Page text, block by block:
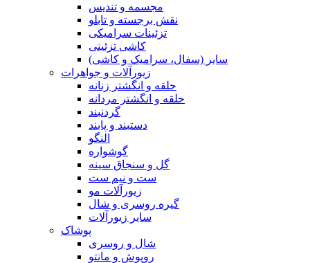
مجسمه و تندیس
نقش برجسته و تابلو
تزئینات سرامیکی
کاشی تزئینی
سایر (سفال، سرامیک و کاشی)
زیورآلات و جواهرات
حلقه و انگشتر زنانه
حلقه و انگشتر مردانه
گردنبند
دستبند و پابند
النگو
گوشواره
گل و سنجاق سینه
ست و نیم ست
زیورآلات مو
گیره روسری و شال
سایر زیورآلات
پوشاک
شال و روسری
روپوش و مانتو